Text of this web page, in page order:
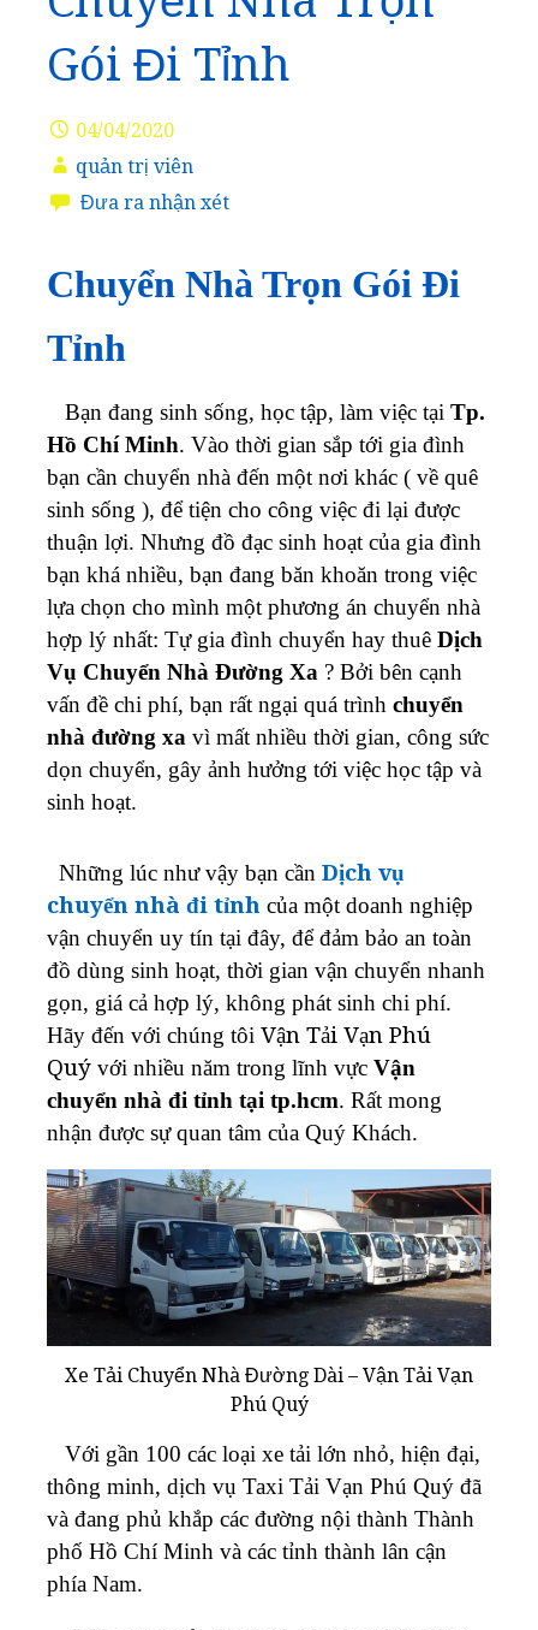
Gói Đi Tỉnh
04/04/2020
quản trị viên
Đưa ra nhận xét
Chuyển Nhà Trọn Gói Đi
Tỉnh
Bạn đang sinh sống, học tập, làm việc tại Tp.
Hồ Chí Minh. Vào thời gian sắp tới gia đình
bạn cần chuyển nhà đến một nơi khác ( về quê
sinh sống ), để tiện cho công việc đi lại được
thuận lợi. Nhưng đồ đạc sinh hoạt của gia đình
bạn khá nhiều, bạn đang băn khoăn trong việc
lựa chọn cho mình một phương án chuyển nhà
hợp lý nhất: Tự gia đình chuyển hay thuê Dịch
Vụ Chuyển Nhà Đường Xa ? Bởi bên cạnh
vấn đề chi phí, bạn rất ngại quá trình chuyển
nhà đường xa vì mất nhiều thời gian, công sức
dọn chuyển, gây ảnh hưởng tới việc học tập và
sinh hoạt.
Những lúc như vậy bạn cần Dịch vụ
chuyển nhà đi tỉnh của một doanh nghiệp
vận chuyển uy tín tại đây, để đảm bảo an toàn
đồ dùng sinh hoạt, thời gian vận chuyển nhanh
gọn, giá cả hợp lý, không phát sinh chi phí.
Hãy đến với chúng tôi Vận Tải Vạn Phú
Quý với nhiều năm trong lĩnh vực Vận
chuyển nhà đi tỉnh tại tp.hcm. Rất mong
nhận được sự quan tâm của Quý Khách.
Xe Tải Chuyển Nhà Đường Dài – Vận Tải Vạn
Phú Quý
Với gần 100 các loại xe tải lớn nhỏ, hiện đại,
thông minh, dịch vụ Taxi Tải Vạn Phú Quý đã
và đang phủ khắp các đường nội thành Thành
phố Hồ Chí Minh và các tỉnh thành lân cận
phía Nam.